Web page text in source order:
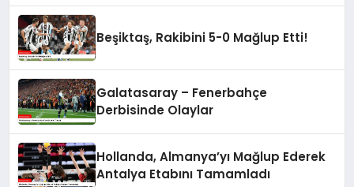
Beşiktaş, Rakibini 5-0 Mağlup Etti!
Galatasaray – Fenerbahçe
Derbisinde Olaylar
Hollanda, Almanya’yı Mağlup Ederek
Antalya Etabını Tamamladı